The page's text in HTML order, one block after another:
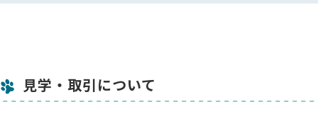
見学・取引について